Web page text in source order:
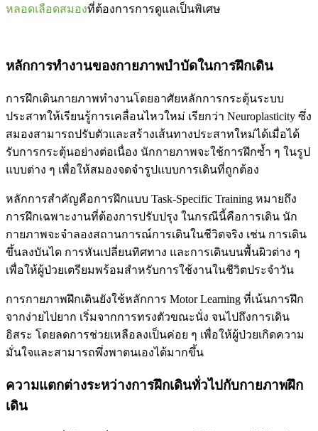
หลอดเลือดสมองที่ต้องการการดูแลเป็นพิเศษ
หลักการทำงานของกายภาพบำบัดในการฝึกเดิน
การฝึกเดินกายภาพทำงานโดยอาศัยหลักการกระตุ้นระบบ
ประสาทให้เรียนรู้การเคลื่อนไหวใหม่ เรียกว่า Neuroplasticity ซึ่ง
สมองสามารถปรับตัวและสร้างเส้นทางประสาทใหม่ได้เมื่อได้
รับการกระตุ้นอย่างต่อเนื่อง นักกายภาพจะใช้การฝึกซ้ำ ๆ ในรูป
แบบต่าง ๆ เพื่อให้สมองจดจำรูปแบบการเดินที่ถูกต้อง
หลักการสำคัญคือการฝึกแบบ Task-Specific Training หมายถึง
การฝึกเฉพาะงานที่ต้องการปรับปรุง ในกรณีนี้คือการเดิน นัก
กายภาพจะจำลองสถานการณ์การเดินในชีวิตจริง เช่น การเดิน
ขึ้นลงบันได การหันเปลี่ยนทิศทาง และการเดินบนพื้นผิวต่าง ๆ
เพื่อให้ผู้ป่วยเตรียมพร้อมสำหรับการใช้งานในชีวิตประจำวัน
การกายภาพฝึกเดินยังใช้หลักการ Motor Learning ที่เน้นการฝึก
จากง่ายไปยาก เริ่มจากการทรงตัวขณะนั่ง จนไปถึงการเดิน
อิสระ โดยลดการช่วยเหลือลงเป็นค่อย ๆ เพื่อให้ผู้ป่วยเกิดความ
มั่นใจและสามารถพึ่งพาตนเองได้มากขึ้น
ความแตกต่างระหว่างการฝึกเดินทั่วไปกับกายภาพฝึก
เดิน